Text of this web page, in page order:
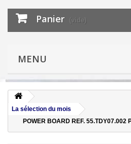
Panier (vide)
MENU
La sélection du mois
POWER BOARD REF. 55.TDY07.002